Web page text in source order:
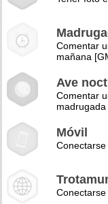
Comentar
mañana
Ave
Comentar
Móvil